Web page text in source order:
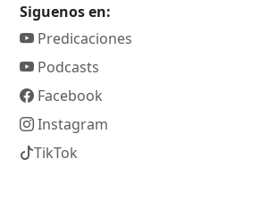
Siguenos en:
Predicaciones
Podcasts
Facebook
Instagram
TikTok